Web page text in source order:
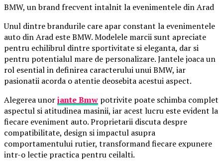
BMW, un brand frecvent intalnit la evenimentele din Arad
Unul dintre brandurile care apar constant la evenimentele
auto din Arad este BMW. Modelele marcii sunt apreciate
pentru echilibrul dintre sportivitate si eleganta, dar si
pentru potentialul mare de personalizare. Jantele joaca un
rol esential in definirea caracterului unui BMW, iar
pasionatii acorda o atentie deosebita acestui aspect.
Alegerea unorjante Bmw potrivite poate schimba complet
aspectul si atitudinea masinii, iar acest lucru este evident la
fiecare eveniment auto. Proprietarii discuta despre
compatibilitate, design si impactul asupra
comportamentului rutier, transformand fiecare expunere
intr-o lectie practica pentru ceilalti.